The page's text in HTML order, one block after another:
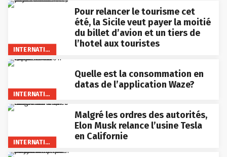
INTERNATIONAL
Pour relancer le tourisme cet
été, la Sicile veut payer la moitié
du billet d’avion et un tiers de
l’hotel aux touristes
INTERNATIONAL
Quelle est la consommation en
datas de l’application Waze?
INTERNATIONAL
Malgré les ordres des autorités,
Elon Musk relance l’usine Tesla
en Californie